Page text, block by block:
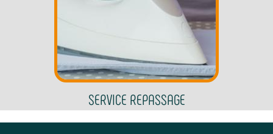
SERVICE REPASSAGE